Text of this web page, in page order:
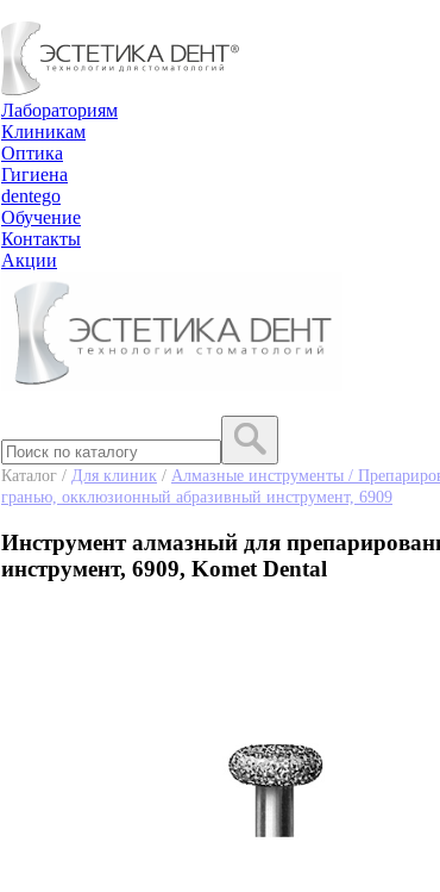
Лабораториям
Клиникам
Оптика
Гигиена
dentego
Обучение
Контакты
Акции
Каталог / Для клиник / Алмазные инструменты /
гранью, окклюзионный абразивный инструмент, 6909
Инструмент алмазный для
инструмент, 6909, Komet Dental